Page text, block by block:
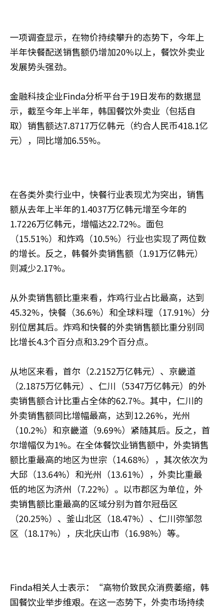
一项调查显示，在物价持续攀升的态势下，今年上
半年快餐配送销售额仍增加20%以上，餐饮外卖业
发展势头强劲。
金融科技企业​Finda分析平台于19日发布的数据显
示，截至今年上半年，韩国餐饮外卖业（包括自
取）销售额达7.8717万亿韩元（约合人民币418.1亿
元），同比增加6.55%。
在各类外卖行业中，快餐行业表现尤为突出，销售
额从去年上半年的1.4037万亿韩元增至今年的
1.7226万亿韩元，增幅达22.72%。面包
（15.51%）和炸鸡（10.5%）行业也实现了两位数
的增长。反之，韩餐外卖销售额（1.91万亿韩元）
则减少2.17%。
从外卖销售额比重来看，炸鸡行业占比最高，达到
45.32%，快餐（36.6%）和全球料理（17.91%）分
别位居其后。炸鸡和快餐的外卖销售额比重分别同
比增长4.3个百分点和3.29个百分点。
从地区来看，首尔（2.2152万亿韩元）、京畿道
（2.1875万亿韩元）、仁川（5347万亿韩元）的外
卖销售额合计比重占全体的62.7%。其中，仁川的
外卖销售额同比增幅最高，达到12.26%，光州
（10.2%）和京畿道（9.69%）紧随其后。反之，首
尔增幅仅为1%。在全体餐饮业销售额中，外卖销售
额比重最高的地区为世宗（14.68%），其次依次为
大邱（13.64%）和光州（13.61%），外卖比重最
低的地区为济州（7.22%）。以市郡区为单位，外
卖销售额比重最高的区域分别为首尔冠岳区
（20.25%）、釜山北区（18.47%）、仁川弥邹忽
区（18.17%），庆北庆山市（16.98%）等。
Finda相关人士表示：“高物价致民众消费萎缩，韩
国餐饮业举步维艰。在这一态势下，外卖市场持续